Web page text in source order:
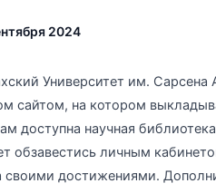
2024
Университет им. Сарсена
сайтом, на котором
доступна научная
обзавестись личным
своими достижениями.